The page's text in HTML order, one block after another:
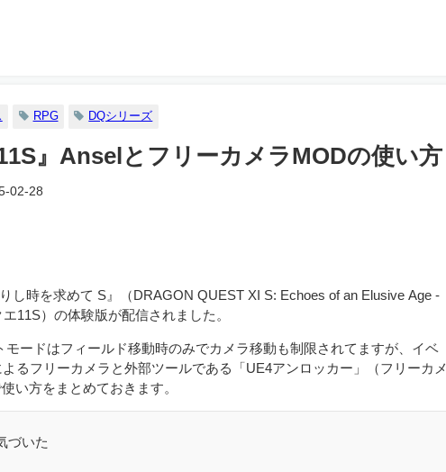
RPG DQシリーズ
』AnselとフリーカメラMODの使い方
02-28
時を求めて S』（DRAGON QUEST XI S: Echoes of an Elusive Age -
11S）の体験版が配信されました。
モードはフィールド移動時のみでカメラ移動も制限されてますが、イベ
るフリーカメラと外部ツールである「UE4アンロッカー」（フリーカメ
い方をまとめておきます。
づいた